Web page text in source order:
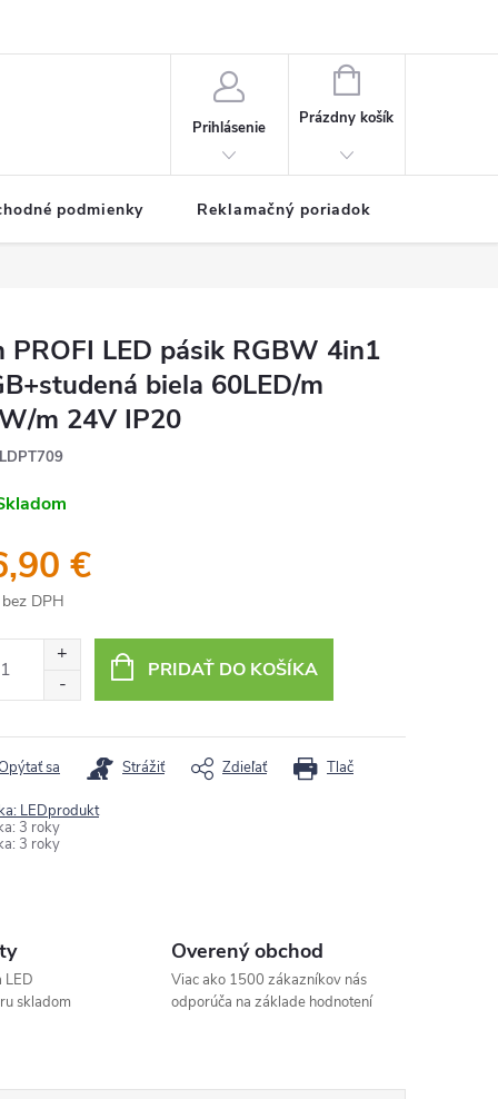
Prihlásenie
NÁKUPNÝ
KOŠÍK
Prázdny košík
podmienky Reklamačný poriadok
PROFI LED pásik RGBW 4in1
biela 60LED/m
m 24V IP20
LDPT709
€
DPH
PRIDAŤ DO KOŠÍKA
Tlač
sa Strážiť Zdieľať
LEDprodukt
: 3 roky
: 3 roky
LED
skladom
Overený obchod
Viac ako 1500 zákazníkov nás
odporúča na základe hodnotení